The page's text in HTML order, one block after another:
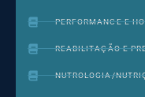
PERFORMANCE E
REABILITAÇÃO E
NUTROLOGIA/